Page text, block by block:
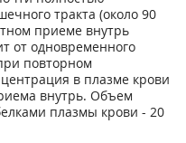
тракта (около 90
приеме внутрь
от одновременного
повторном
в плазме крови
внутрь. Объем
плазмы крови - 20